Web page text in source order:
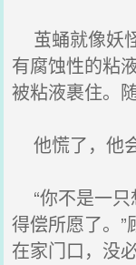
茧蛹就像妖
有腐蚀性的粘
被粘液裹住。
他慌了，他
“你不是一只
得偿所愿了。
在家门口，没